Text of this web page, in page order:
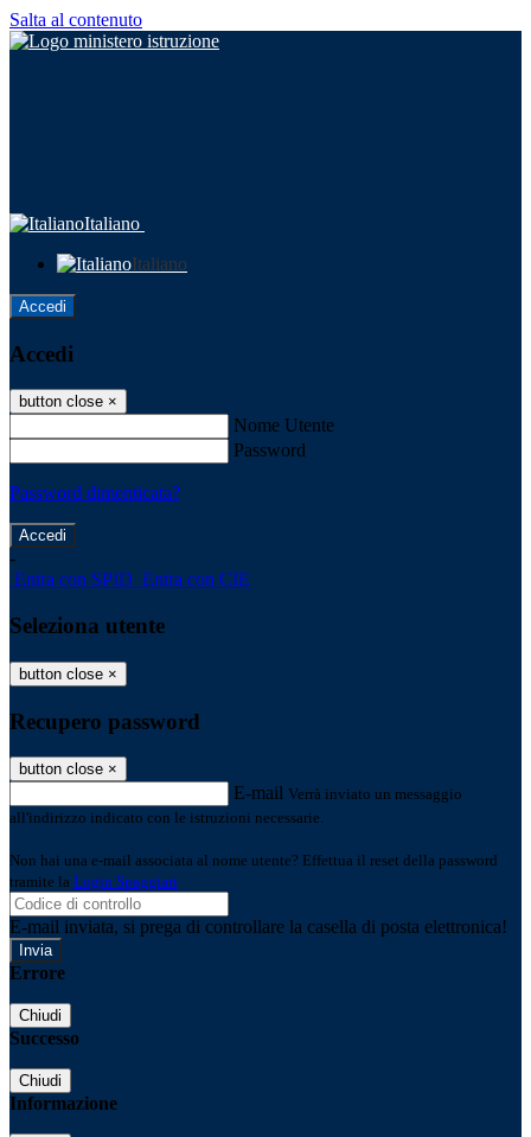
Salta al contenuto
Italiano
Italiano
Accedi
Accedi
button close ×
Nome Utente
Password
Password dimenticata?
-
Entra con SPID Entra con CIE
Seleziona utente
button close ×
Recupero password
button close ×
E-mail Verrà inviato un messaggio
all'indirizzo indicato con le istruzioni necessarie.
Non hai una e-mail associata al nome utente? Effettua il reset della password
tramite la Login Spaggiari
E-mail inviata, si prega di controllare la casella di posta elettronica!
Errore
Chiudi
Successo
Chiudi
Informazione